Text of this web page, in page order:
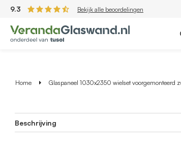
9.3 Bekijk alle beoordelingen
Home Glaspaneel 1030x2350 wielset voorgemonteerd
Beschrijving